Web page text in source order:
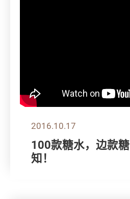
2016.10.17
100款糖水，边款
知！